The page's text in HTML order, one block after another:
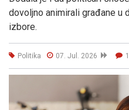
dovoljno animirali građane u
izbore.
Politika 07. Jul. 2026 1